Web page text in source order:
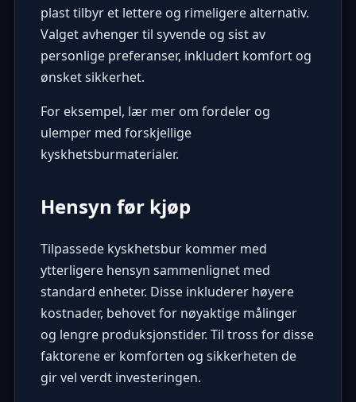
plast tilbyr et lettere og rimeligere alternativ.
Valget avhenger til syvende og sist av
personlige preferanser, inkludert komfort og
ønsket sikkerhet.
For eksempel, lær mer om fordeler og
ulemper med forskjellige
kyskhetsburmaterialer.
Hensyn før kjøp
Tilpassede kyskhetsbur kommer med
ytterligere hensyn sammenlignet med
standard enheter. Disse inkluderer høyere
kostnader, behovet for nøyaktige målinger
og lengre produksjonstider. Til tross for disse
faktorene er komforten og sikkerheten de
gir vel verdt investeringen.